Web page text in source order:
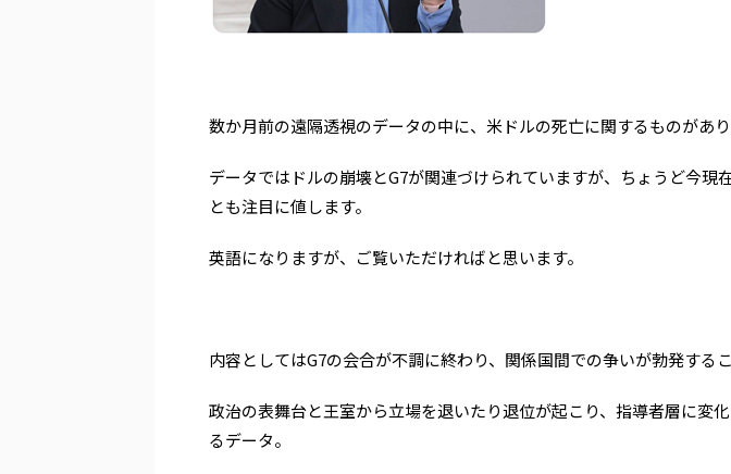
数か月前の遠隔透視のデータの中に、米ドルの死亡に関するものがあり
データではドルの崩壊とG7が関連づけられていますが、ちょうど今現
とも注目に値します。
英語になりますが、ご覧いただければと思います。
内容としてはG7の会合が不調に終わり、関係国間での争いが勃発する
政治の表舞台と王室から立場を退いたり退位が起こり、指導者層に変
るデータ。